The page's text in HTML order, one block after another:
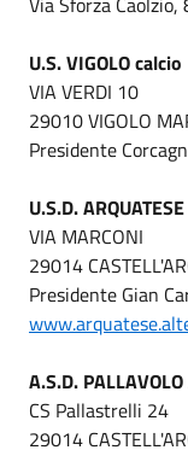
U.S. VIGOLO calcio
VIA VERDI 10
29010 VIGOLO
Presidente
U.S.D.
VIA MARCONI
29014
Presidente Gian
A.S.D.
CS Pallastrelli 24
29014